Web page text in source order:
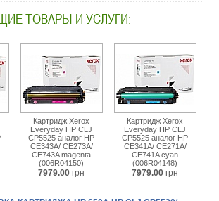
m750-
ТОВАРЫ И УСЛУГИ:
Картридж Xerox
Everyday HP CLJ
CP5525 аналог HP
CE343A/ CE273A/
CE743A magenta
(006R04150)
7979.00 грн
Картридж Xerox
Everyday HP CLJ
CP5525 аналог HP
CE341A/ CE271A/
CE741A cyan
(006R04148)
7979.00 грн